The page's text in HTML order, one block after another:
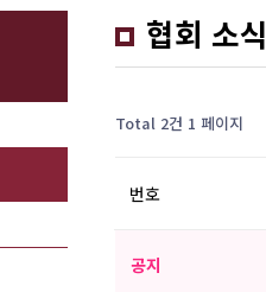
협회 소식
Total 2건 1 페이지
번호
공지